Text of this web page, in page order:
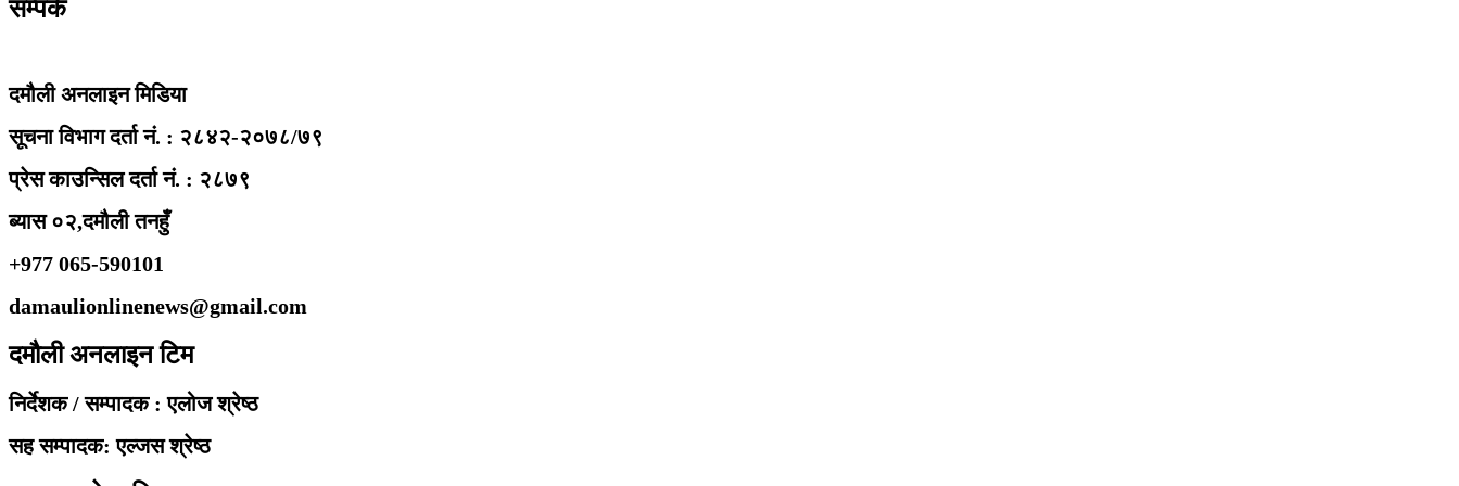
सम्पर्क
दमौली अनलाइन मिडिया
सूचना विभाग दर्ता नं. : २८४२-२०७८/७९
प्रेस काउन्सिल दर्ता नं. : २८७९
ब्यास ०२,दमौली तनहुँ
+977 065-590101
damaulionlinenews@gmail.com
दमौली अनलाइन टिम
निर्देशक / सम्पादक : एलोज श्रेष्ठ
सह सम्पादक: एल्जस श्रेष्ठ